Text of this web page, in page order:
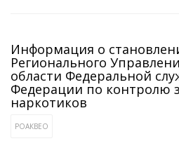
Информация о
Регионального
области Федеральной
Федерации по контролю
наркотиков
РОАКВЕО